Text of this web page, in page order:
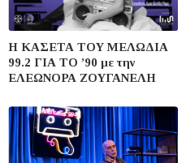
Η ΚΑΣΕΤΑ ΤΟΥ ΜΕΛΩΔΙΑ
99.2 ΓΙΑ ΤΟ ’90 με την
ΕΛΕΩΝΟΡΑ ΖΟΥΓΑΝΕΛΗ